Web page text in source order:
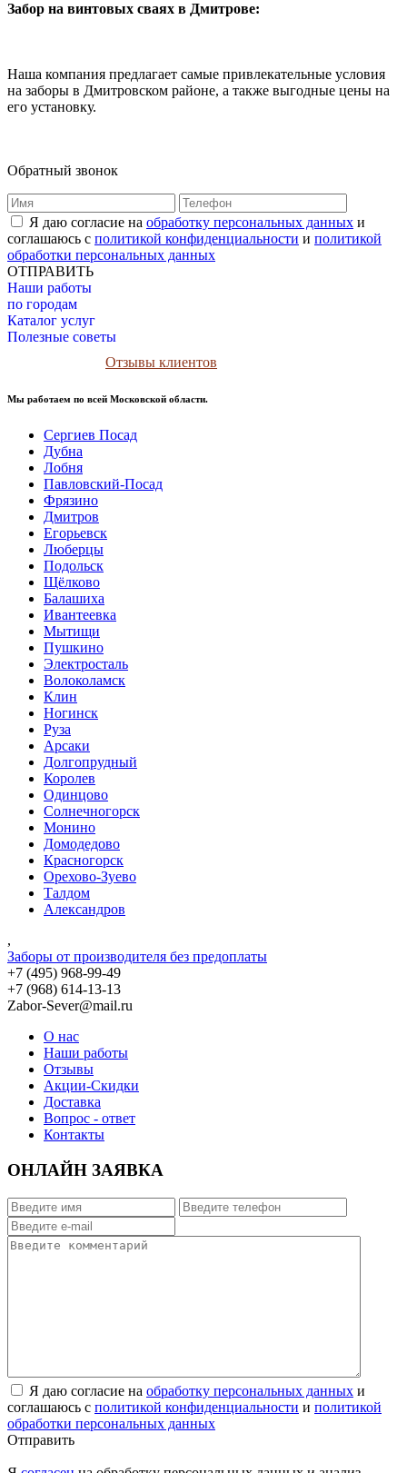
Забор на винтовых сваях в Дмитрове:
Наша компания предлагает самые привлекательные условия
на заборы в Дмитровском районе, а также выгодные цены на
его установку.
Обратный звонок
Я даю согласие на обработку персональных данных и
соглашаюсь с политикой конфиденциальности и политикой
обработки персональных данных
ОТПРАВИТЬ
Наши работы
по городам
Каталог услуг
Полезные советы
Отзывы клиентов
Мы работаем по всей Московской области.
Сергиев Посад
Дубна
Лобня
Павловский-Посад
Фрязино
Дмитров
Егорьевск
Люберцы
Подольск
Щёлково
Балашиха
Ивантеевка
Мытищи
Пушкино
Электросталь
Волоколамск
Клин
Ногинск
Руза
Арсаки
Долгопрудный
Королев
Одинцово
Солнечногорск
Монино
Домодедово
Красногорск
Орехово-Зуево
Талдом
Александров
,
Заборы от производителя без предоплаты
+7 (495) 968-99-49
+7 (968) 614-13-13
Zabor-Sever@mail.ru
О нас
Наши работы
Отзывы
Акции-Скидки
Доставка
Вопрос - ответ
Контакты
ОНЛАЙН ЗАЯВКА
Я даю согласие на обработку персональных данных и
соглашаюсь с политикой конфиденциальности и политикой
обработки персональных данных
Отправить